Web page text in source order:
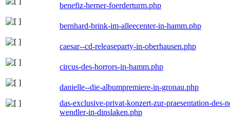
benefiz-herner-foerderturm.php
bernhard-brink-im-alleecenter-in-hamm.php
caesar--cd-releaseparty-in-oberhausen.php
circus-des-horrors-in-hamm.php
danielle--die-albumpremiere-in-gronau.php
das-exclusive-privat-konzert-zur-praesentation-
wendler-in-dinslaken.php